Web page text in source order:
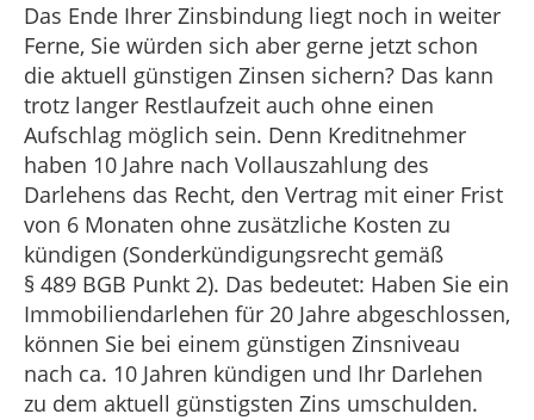
Das Ende Ihrer Zinsbindung liegt noch in weiter
Ferne, Sie würden sich aber gerne jetzt schon
die aktuell günstigen Zinsen sichern? Das kann
trotz langer Restlaufzeit auch ohne einen
Aufschlag möglich sein. Denn Kreditnehmer
haben 10 Jahre nach Vollauszahlung des
Darlehens das Recht, den Vertrag mit einer Frist
von 6 Monaten ohne zusätzliche Kosten zu
kündigen (Sonderkündigungsrecht gemäß
§ 489 BGB Punkt 2). Das bedeutet: Haben Sie ein
Immobiliendarlehen für 20 Jahre abgeschlossen,
können Sie bei einem günstigen Zinsniveau
nach ca. 10 Jahren kündigen und Ihr Darlehen
zu dem aktuell günstigsten Zins umschulden.